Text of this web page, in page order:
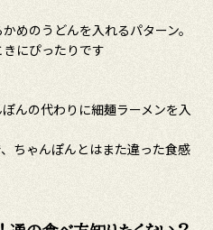
めのうどんを入れるパターン。
にぴったりです
んの代わりに細麺ラーメンを入
ちゃんぽんとはまた違った食感